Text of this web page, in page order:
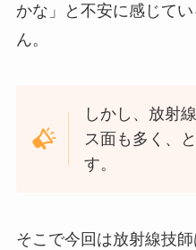
かな」と不安に感じて
ん。
しかし、放射
ス面も多く、
す。
そこで今回は放射線技